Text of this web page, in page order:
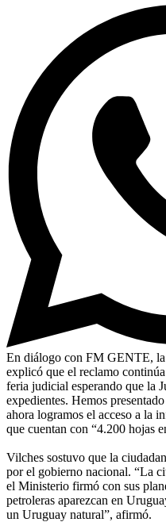
En diálogo con FM GENTE,
explicó que el reclamo
feria judicial esperando que la
expedientes. Hemos
ahora logramos el acceso a la
que cuentan con “4.200 hojas
Vilches sostuvo que la
por el gobierno nacional. “La
el Ministerio firmó con sus
petroleras aparezcan en
un Uruguay natural”, afirmó.